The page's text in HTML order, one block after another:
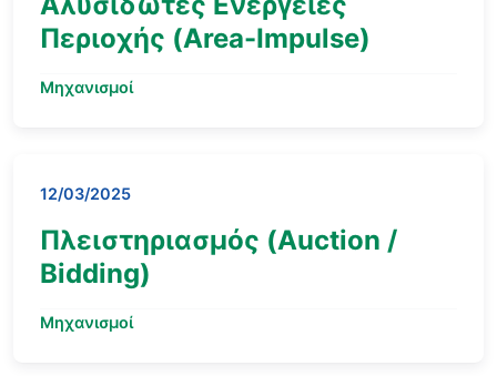
Περιοχής (Area-Impulse)
Μηχανισμοί
12/03/2025
Πλειστηριασμός (Auction /
Bidding)
Μηχανισμοί